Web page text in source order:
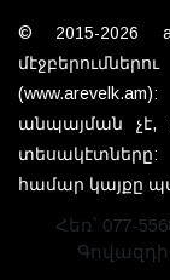
© 2015-2026
անպայման չէ,
համար կայքը
Հեռ՝ 077-
Գովազդի